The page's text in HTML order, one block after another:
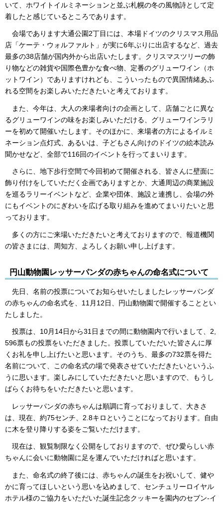
いて、ホワイトイルミネーションと並ぶ札幌の冬の風物詩として定
着したと感じているところであります。
会場であります大通公園2丁目には、本場ドイツのクリスマス用品
店「ケーテ・ウォルファルト」が実に6年ぶりに出店するなど、過去
最多の38店舗が国内外から出店いたします。クリスマスツリーの飾
り物などの雑貨や国際色豊かな食べ物、定番のグリューワイン（ホ
ットワイン）でありますけれども、こういったもので異国情緒あふ
れる空間をお楽しみいただきたいと考えております。
また、今年は、大人の来場者向けの企画として、店舗ごとに異な
るグリューワインの味をお楽しみいただける、グリューワインラリ
ーを初めて開催いたします。そのほかに、来場者の方によるイルミ
ネーション点灯式、あるいは、子どもさん向けのドイツの絵本読み
聞かせなど、全部で116回のイベントを行ってまいります。
さらに、地下歩行空間で今回初めて開催される、皆さんに壁面に
飾り付けをしていただく企画でありますとか、大通周辺の商業施設
を巡るラリーイベントなど、企業や団体、施設と連携し、会場の外
にもイベントのにぎわいを広げる取り組みを進めてまいりたいと思
っております。
多くの方にご来場いただきたいと考えておりますので、報道機関
の皆さまには、周知方、よろしくお願い申し上げます。
円山動物園レッサーパンダの赤ちゃんの命名式について
先日、名前の投票についてお知らせいたしましたレッサーパンダ
の赤ちゃんの命名式を、11月12日、円山動物園で開催することとい
たしました。
投票は、10月14日から31日までの間に動物園内で行いまして、2,
596票もの投票をいただきました。投票していただいた皆さんに厚
くお礼を申し上げたいと思います。そのうち、最多の732票を得た
名前について、この命名式の場で発表させていただきたいというふ
うに思います。楽しみにしていただきたいと思いますので、もうし
ばらくお待ちをいただきたいと思います。
レッサーパンダの赤ちゃんは順調に育っておりまして、大きさ
は、現在、約75センチ、2.8キロということになっております。自由
に木を登り降りする姿をご覧いただけます。
現在は、観覧制限なく公開をしておりますので、ぜひ愛らしい赤
ちゃんに会いに動物園に足を運んでいただければと思います。
また、命名式の終了後には、赤ちゃんの誕生をお祝いして、健や
かに育ってほしいという思いを込めまして、センチュリーロイヤル
ホテル様のご協力をいただいた誕生記念クッキーを園内のセブン-イ